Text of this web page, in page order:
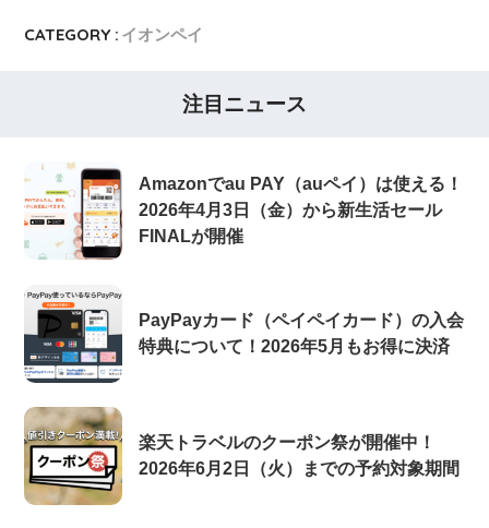
CATEGORY : イオンペイ
注目ニュース
Amazonでau PAY（auペイ）は使える！
2026年4月3日（金）から新生活セール
FINALが開催
PayPayカード（ペイペイカード）の入会
特典について！2026年5月もお得に決済
楽天トラベルのクーポン祭が開催中！
2026年6月2日（火）までの予約対象期間